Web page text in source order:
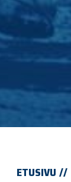
ETUSIVU